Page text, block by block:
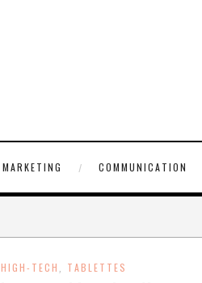
MARKETING COMMUNICATION
HIGH-TECH TABLETTES